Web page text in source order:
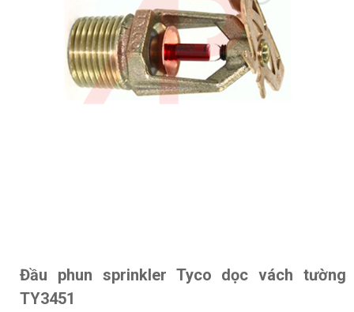
Đầu phun sprinkler Tyco dọc vách tường
TY3451